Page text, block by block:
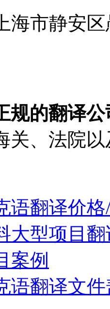
上海市静安区
规的翻译
关、法院
语翻译价
大型项目翻
案例
语翻译文